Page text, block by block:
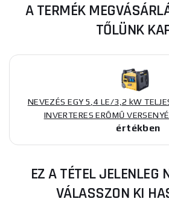
A TERMÉK
TŐLÜNK
NEVEZÉS EGY 5,4 LE/3,2 kW
INVERTERES ERŐMŰ
értékben
EZ A TÉTEL JELENLEG
VÁLASSZON KI